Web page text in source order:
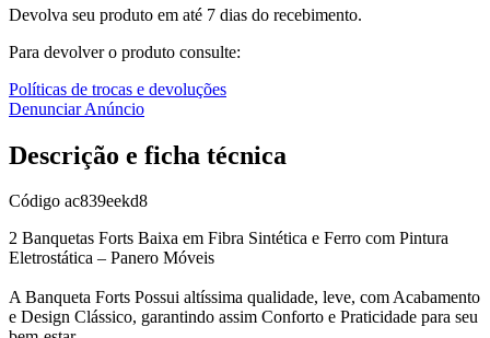
Devolva seu produto em até 7 dias do recebimento.
Para devolver o produto consulte:
Políticas de trocas e devoluções
Denunciar Anúncio
Descrição e ficha técnica
Código ac839eekd8
2 Banquetas Forts Baixa em Fibra Sintética e Ferro com Pintura
Eletrostática – Panero Móveis
A Banqueta Forts Possui altíssima qualidade, leve, com Acabamento
e Design Clássico, garantindo assim Conforto e Praticidade para seu